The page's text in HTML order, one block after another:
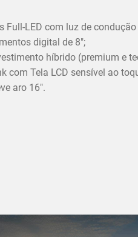
Full-LED com luz de
digital de 8";
híbrido (premium e
com Tela LCD sensível ao
aro 16".